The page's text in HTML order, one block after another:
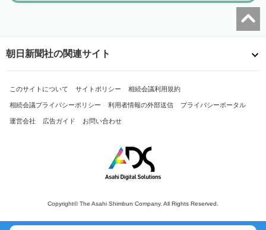
朝日新聞社の関連サイト
このサイトについて サイトポリシー 相続会議利用規約
相続会議プライバシーポリシー 利用者情報の外部送信 プライバシーポータル
運営会社 広告ガイド お問い合わせ
Copyright© The Asahi Shimbun Company. All Rights Reserved.